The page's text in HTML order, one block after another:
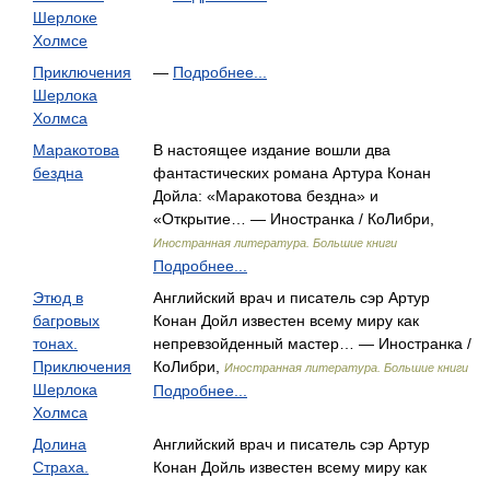
Шерлоке
Холмсе
Приключения
Шерлока
Холмса
— Подробнее...
Маракотова
бездна
В настоящее издание вошли два
фантастических романа Артура Конан
Дойла: «Маракотова бездна» и
«Открытие… — Иностранка / КоЛибри,
Иностранная литература. Большие книги
Подробнее...
Этюд в
багровых
тонах.
Приключения
Шерлока
Холмса
Английский врач и писатель сэр Артур
Конан Дойл известен всему миру как
непревзойденный мастер… — Иностранка /
КоЛибри,
Иностранная литература. Большие книги
Подробнее...
Долина
Страха.
Английский врач и писатель сэр Артур
Конан Дойль известен всему миру как